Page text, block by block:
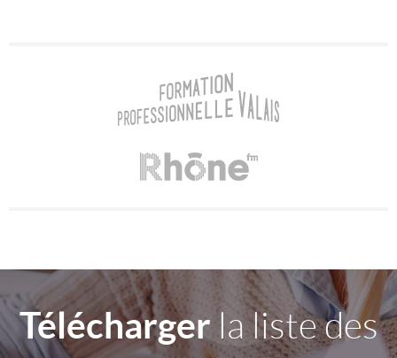
Téléchargerla liste des